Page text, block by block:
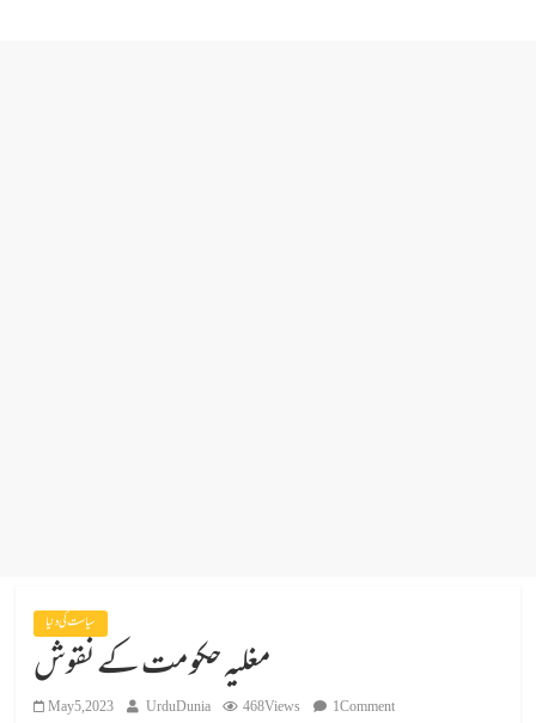
سیاست کی دنیا
مغلیہ حکومت کے نقوش
May 5, 2023 UrduDunia 468 Views 1 Comment